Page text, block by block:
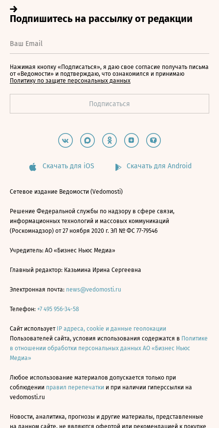
Нажимая кнопку «Подписаться», я даю свое согласие получать письма
от «Ведомости» и подтверждаю, что ознакомился и принимаю
Политику по защите персональных данных
Скачать для iOS Скачать для Android
Сетевое издание Ведомости (Vedomosti)
Решение Федеральной службы по надзору в сфере связи,
информационных технологий и массовых коммуникаций
(Роскомнадзор) от 27 ноября 2020 г. ЭЛ № ФС 77-79546
Учредитель: АО «Бизнес Ньюс Медиа»
Главный редактор: Казьмина Ирина Сергеевна
Электронная почта: news@vedomosti.ru
Телефон: +7 495 956-34-58
Сайт использует IP адреса, cookie и данные геолокации
Пользователей сайта, условия использования содержатся в Политике
в отношении обработки персональных данных АО «Бизнес Ньюс
Медиа»
Любое использование материалов допускается только при
соблюдении правил перепечатки и при наличии гиперссылки на
vedomosti.ru
Новости, аналитика, прогнозы и другие материалы, представленные
на данном сайте, не являются офертой или рекомендацией к покупке